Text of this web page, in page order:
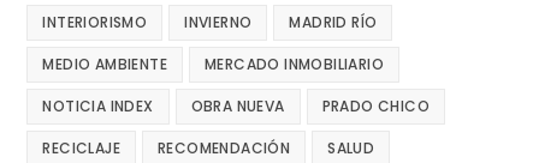
INTERIORISMO INVIERNO MADRID RÍO
MEDIO AMBIENTE MERCADO INMOBILIARIO
NOTICIA INDEX OBRA NUEVA PRADO CHICO
RECICLAJE RECOMENDACIÓN SALUD